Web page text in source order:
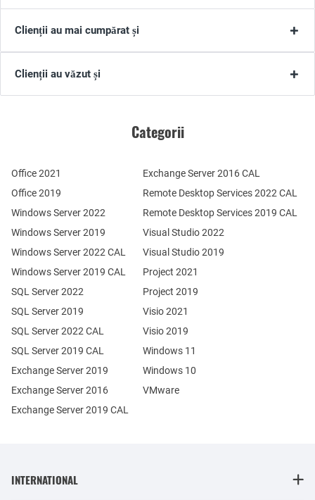
Clienții au mai cumpărat și
Clienții au văzut și
Categorii
Office 2021
Office 2019
Windows Server 2022
Windows Server 2019
Exchange Server 2019
Exchange Server 2016
SQL Server 2022
SQL Server 2019
Windows Server 2022 CAL
Windows Server 2019 CAL
SQL Server 2022 CAL
SQL Server 2019 CAL
Remote Desktop Services 2022 CAL
Remote Desktop Services 2019 CAL
Exchange Server 2019 CAL
Exchange Server 2016 CAL
Visual Studio 2022
Visual Studio 2019
Project 2021
Project 2019
Visio 2021
Visio 2019
Windows 11
Windows 10
VMware
INTERNATIONAL